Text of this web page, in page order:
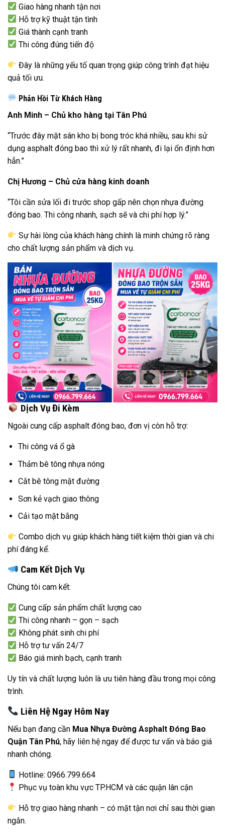
Giao hàng nhanh tận nơi
Hỗ trợ kỹ thuật tận tình
Giá thành cạnh tranh
Thi công đúng tiến độ
Đây là những yếu tố quan trọng giúp công trình đạt hiệu
quả tối ưu.
Phản Hồi Từ Khách Hàng
Anh Minh – Chủ kho hàng tại Tân Phú
“Trước đây mặt sân kho bị bong tróc khá nhiều, sau khi sử
dụng asphalt đóng bao thì xử lý rất nhanh, đi lại ổn định hơn
hẳn.”
Chị Hương – Chủ cửa hàng kinh doanh
“Tôi cần sửa lối đi trước shop gấp nên chọn nhựa đường
đóng bao. Thi công nhanh, sạch sẽ và chi phí hợp lý.”
Sự hài lòng của khách hàng chính là minh chứng rõ ràng
cho chất lượng sản phẩm và dịch vụ.
Dịch Vụ Đi Kèm
Ngoài cung cấp asphalt đóng bao, đơn vị còn hỗ trợ:
Thi công vá ổ gà
Thảm bê tông nhựa nóng
Cắt bê tông mặt đường
Sơn kẻ vạch giao thông
Cải tạo mặt bằng
Combo dịch vụ giúp khách hàng tiết kiệm thời gian và chi
phí đáng kể.
Cam Kết Dịch Vụ
Chúng tôi cam kết:
Cung cấp sản phẩm chất lượng cao
Thi công nhanh – gọn – sạch
Không phát sinh chi phí
Hỗ trợ tư vấn 24/7
Báo giá minh bạch, cạnh tranh
Uy tín và chất lượng luôn là ưu tiên hàng đầu trong mọi công
trình.
Liên Hệ Ngay Hôm Nay
Nếu bạn đang cần Mua Nhựa Đường Asphalt Đóng Bao
Quận Tân Phú, hãy liên hệ ngay để được tư vấn và báo giá
nhanh chóng.
Hotline: 0966.799.664
Phục vụ toàn khu vực TP.HCM và các quận lân cận
Hỗ trợ giao hàng nhanh – có mặt tận nơi chỉ sau thời gian
ngắn.